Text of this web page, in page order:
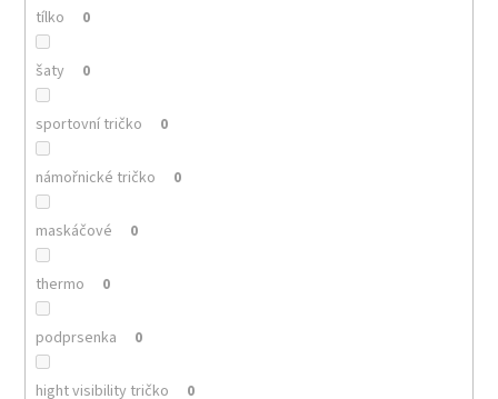
tílko 0
šaty 0
sportovní tričko 0
námořnické tričko 0
maskáčové 0
thermo 0
podprsenka 0
hight visibility tričko 0